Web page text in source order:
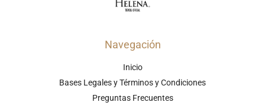
Navegación
Inicio
Bases Legales y Términos y Condiciones
Preguntas Frecuentes